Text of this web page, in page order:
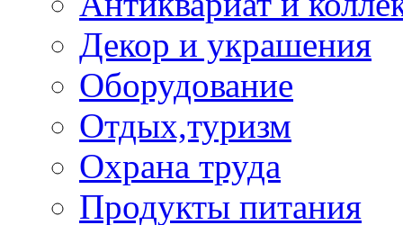
Декор и украшения
Оборудование
Отдых,туризм
Охрана труда
Продукты питания